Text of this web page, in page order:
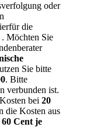
oder
die
. Möchten Sie
Sie bitte
. Bitte
verbunden ist.
bei 20
die Kosten aus
60 Cent je